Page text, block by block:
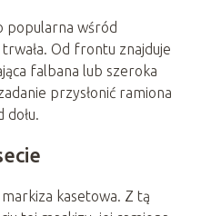
popularna wśród
Od frontu znajduje
falbana lub szeroka
przysłonić ramiona
kasetowa. Z tą